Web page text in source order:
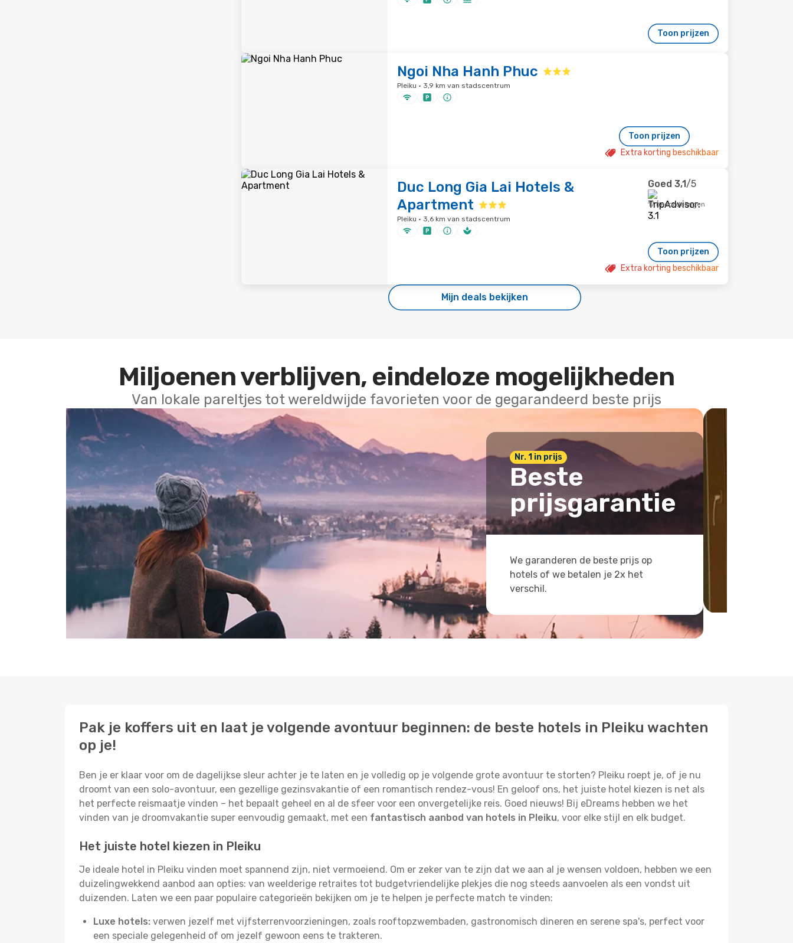
Toon prijzen
Ngoi Nha Hanh Phuc
Pleiku · 3,9 km van stadscentrum
Toon prijzen
Extra korting beschikbaar
Duc Long Gia Lai Hotels &
Apartment
Pleiku · 3,6 km van stadscentrum
Goed 3,1/5
17 beoordelingen
Toon prijzen
Extra korting beschikbaar
Mijn deals bekijken
Miljoenen verblijven, eindeloze mogelijkheden
Van lokale pareltjes tot wereldwijde favorieten voor de gegarandeerd beste prijs
Nr. 1 in prijs
Beste
prijsgarantie
We garanderen de beste prijs op
hotels of we betalen je 2x het
verschil.
Pak je koffers uit en laat je volgende avontuur beginnen: de beste hotels in Pleiku wachten
op je!
Ben je er klaar voor om de dagelijkse sleur achter je te laten en je volledig op je volgende grote avontuur te storten? Pleiku roept je, of je nu
droomt van een solo-avontuur, een gezellige gezinsvakantie of een romantisch rendez-vous! En geloof ons, het juiste hotel kiezen is net als
het perfecte reismaatje vinden – het bepaalt geheel en al de sfeer voor een onvergetelijke reis. Goed nieuws! Bij eDreams hebben we het
vinden van je droomvakantie super eenvoudig gemaakt, met een fantastisch aanbod van hotels in Pleiku, voor elke stijl en elk budget.
Het juiste hotel kiezen in Pleiku
Je ideale hotel in Pleiku vinden moet spannend zijn, niet vermoeiend. Om er zeker van te zijn dat we aan al je wensen voldoen, hebben we een
duizelingwekkend aanbod aan opties: van weelderige retraites tot budgetvriendelijke plekjes die nog steeds aanvoelen als een vondst uit
duizenden. Laten we een paar populaire categorieën bekijken om je te helpen je perfecte match te vinden:
Luxe hotels: verwen jezelf met vijfsterrenvoorzieningen, zoals rooftopzwembaden, gastronomisch dineren en serene spa's, perfect voor
een speciale gelegenheid of om jezelf gewoon eens te trakteren.